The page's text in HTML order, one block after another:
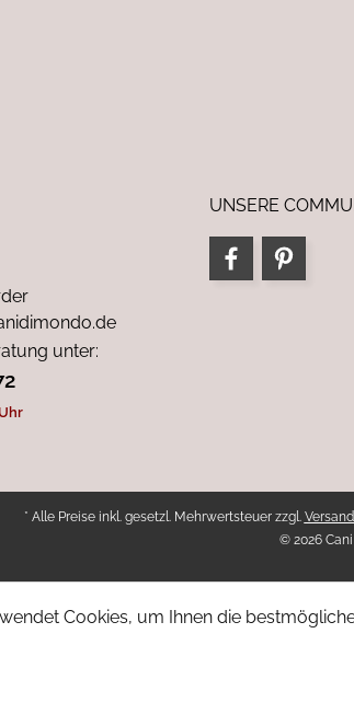
unter:
UNSERE
* Alle Preise inkl. gesetzl. Mehrwertsteuer zzgl.
© 2026
Cookies, um Ihnen die